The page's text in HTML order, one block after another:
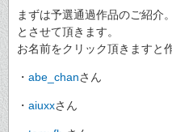
まずは予選通過作品のご紹介
とさせて頂きます。
お名前をクリック頂きますと
・ abe_chanさん
・ aiuxxさん